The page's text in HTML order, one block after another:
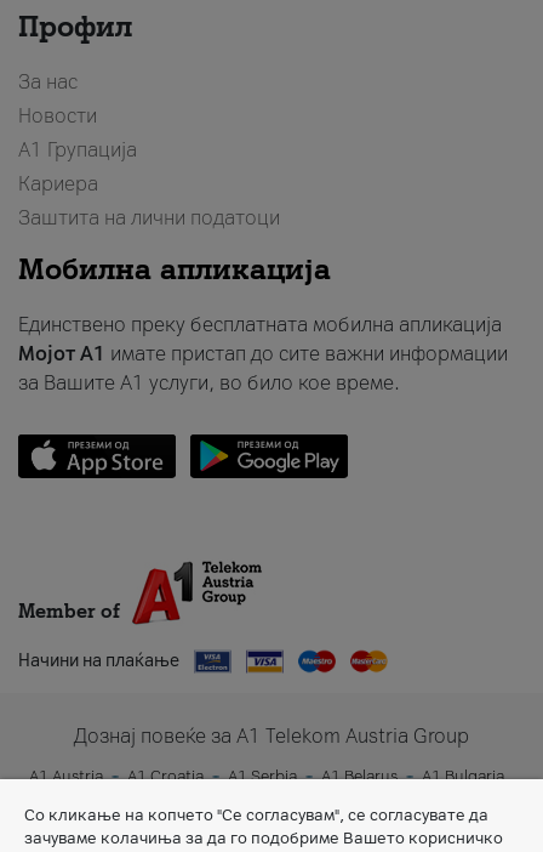
Профил
За нас
Новости
А1 Групација
Кариера
Заштита на лични податоци
Мобилна апликација
Единствено преку бесплатната мобилна апликација
Мојот A1 имате пристап до сите важни информации
за Вашите A1 услуги, во било кое време.
Member of
Начини на плаќање
Дознај повеќе за A1 Telekom Austria Group
A1 Austria A1 Croatia A1 Serbia A1 Belarus
A1 Bulgaria
A1 Slovenia
A1 Digital
Со кликање на копчето "Се согласувам", се согласувате да
зачуваме колачиња за да го подобриме Вашето корисничко